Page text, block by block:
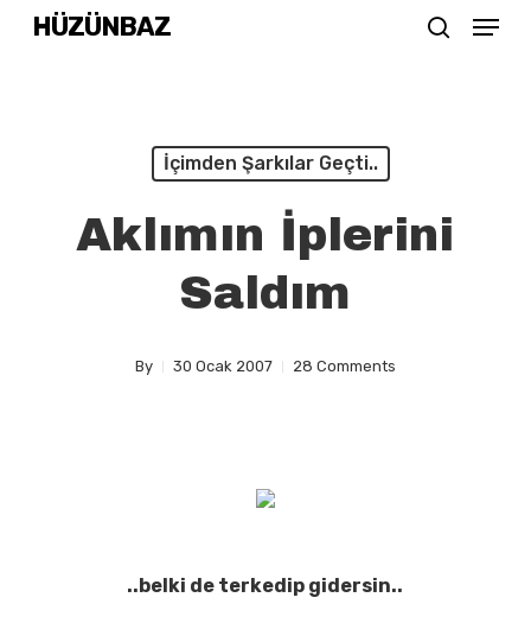
SkipHÜZÜNBAZ Menu
İçimden Şarkılar Geçti..
Aklımın İplerini
Saldım
By 30 Ocak 2007 28 Comments
..belki de terkedip gidersin..